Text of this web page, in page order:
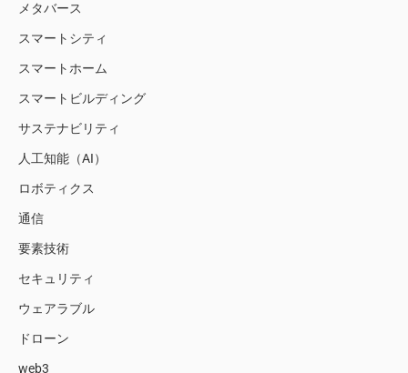
メタバース
スマートシティ
スマートホーム
スマートビルディング
サステナビリティ
人工知能（AI）
ロボティクス
通信
要素技術
セキュリティ
ウェアラブル
ドローン
web3